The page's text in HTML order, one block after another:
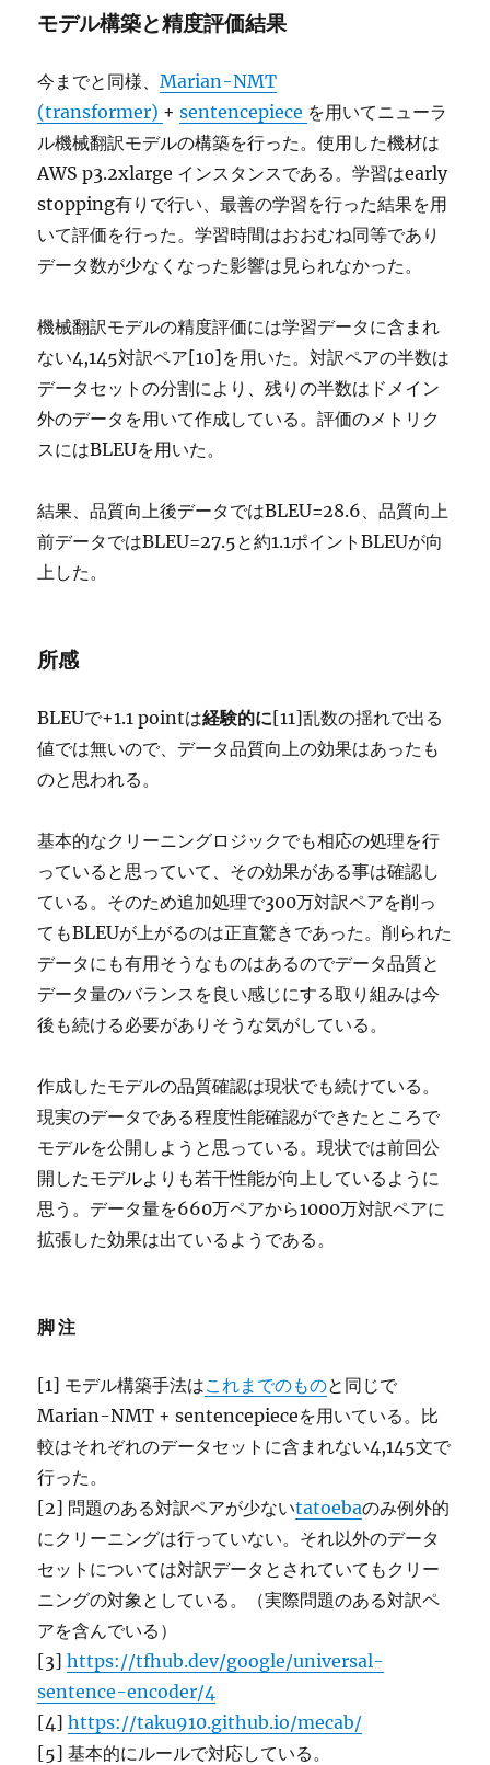
モデル構築と精度評価結果
今までと同様、Marian-NMT
(transformer) +sentencepiece を用いてニューラ
ル機械翻訳モデルの構築を行った。使用した機材は
AWS p3.2xlarge インスタンスである。学習はearly
stopping有りで行い、最善の学習を行った結果を用
いて評価を行った。学習時間はおおむね同等であり
データ数が少なくなった影響は見られなかった。
機械翻訳モデルの精度評価には学習データに含まれ
ない4,145対訳ペア[10]を用いた。対訳ペアの半数は
データセットの分割により、残りの半数はドメイン
外のデータを用いて作成している。評価のメトリク
スにはBLEUを用いた。
結果、品質向上後データではBLEU=28.6、品質向上
前データではBLEU=27.5と約1.1ポイントBLEUが向
上した。
所感
BLEUで+1.1 pointは経験的に[11]乱数の揺れで出る
値では無いので、データ品質向上の効果はあったも
のと思われる。
基本的なクリーニングロジックでも相応の処理を行
っていると思っていて、その効果がある事は確認し
ている。そのため追加処理で300万対訳ペアを削っ
てもBLEUが上がるのは正直驚きであった。削られた
データにも有用そうなものはあるのでデータ品質と
データ量のバランスを良い感じにする取り組みは今
後も続ける必要がありそうな気がしている。
作成したモデルの品質確認は現状でも続けている。
現実のデータである程度性能確認ができたところで
モデルを公開しようと思っている。現状では前回公
開したモデルよりも若干性能が向上しているように
思う。データ量を660万ペアから1000万対訳ペアに
拡張した効果は出ているようである。
脚注
[1] モデル構築手法はこれまでのものと同じで
Marian-NMT + sentencepieceを用いている。比
較はそれぞれのデータセットに含まれない4,145文で
行った。
[2] 問題のある対訳ペアが少ないtatoebaのみ例外的
にクリーニングは行っていない。それ以外のデータ
セットについては対訳データとされていてもクリー
ニングの対象としている。（実際問題のある対訳ペ
アを含んでいる）
[3]https://tfhub.dev/google/universal-
sentence-encoder/4
[4]https://taku910.github.io/mecab/
[5] 基本的にルールで対応している。